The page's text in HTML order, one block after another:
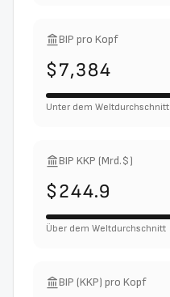
BIP pro Kopf
$7,384
Unter dem Weltdurchschnitt
BIP KKP (Mrd.$)
$244.9
Über dem Weltdurchschnitt
BIP (KKP) pro Kopf